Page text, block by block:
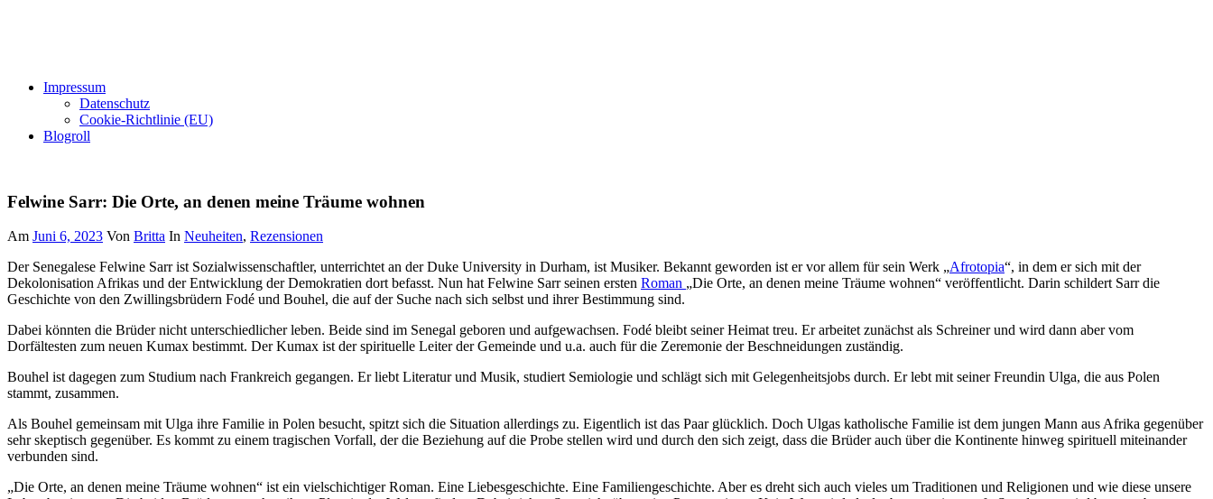
Impressum
Datenschutz
Cookie-Richtlinie (EU)
Blogroll
Felwine Sarr: Die Orte, an denen meine Träume wohnen
Am Juni 6, 2023 Von Britta In Neuheiten, Rezensionen
Der Senegalese Felwine Sarr ist Sozialwissenschaftler, unterrichtet an der Duke University in Durham, ist Musiker. Bekannt geworden ist er vor allem für sein Werk „Afrotopia“, in dem er sich mit der
Dekolonisation Afrikas und der Entwicklung der Demokratien dort befasst. Nun hat Felwine Sarr seinen ersten Roman „Die Orte, an denen meine Träume wohnen“ veröffentlicht. Darin schildert Sarr die
Geschichte von den Zwillingsbrüdern Fodé und Bouhel, die auf der Suche nach sich selbst und ihrer Bestimmung sind.
Dabei könnten die Brüder nicht unterschiedlicher leben. Beide sind im Senegal geboren und aufgewachsen. Fodé bleibt seiner Heimat treu. Er arbeitet zunächst als Schreiner und wird dann aber vom
Dorfältesten zum neuen Kumax bestimmt. Der Kumax ist der spirituelle Leiter der Gemeinde und u.a. auch für die Zeremonie der Beschneidungen zuständig.
Bouhel ist dagegen zum Studium nach Frankreich gegangen. Er liebt Literatur und Musik, studiert Semiologie und schlägt sich mit Gelegenheitsjobs durch. Er lebt mit seiner Freundin Ulga, die aus Polen
stammt, zusammen.
Als Bouhel gemeinsam mit Ulga ihre Familie in Polen besucht, spitzt sich die Situation allerdings zu. Eigentlich ist das Paar glücklich. Doch Ulgas katholische Familie ist dem jungen Mann aus Afrika gegenüber
sehr skeptisch gegenüber. Es kommt zu einem tragischen Vorfall, der die Beziehung auf die Probe stellen wird und durch den sich zeigt, dass die Brüder auch über die Kontinente hinweg spirituell miteinander
verbunden sind.
„Die Orte, an denen meine Träume wohnen“ ist ein vielschichtiger Roman. Eine Liebesgeschichte. Eine Familiengeschichte. Aber es dreht sich auch vieles um Traditionen und Religionen und wie diese unsere